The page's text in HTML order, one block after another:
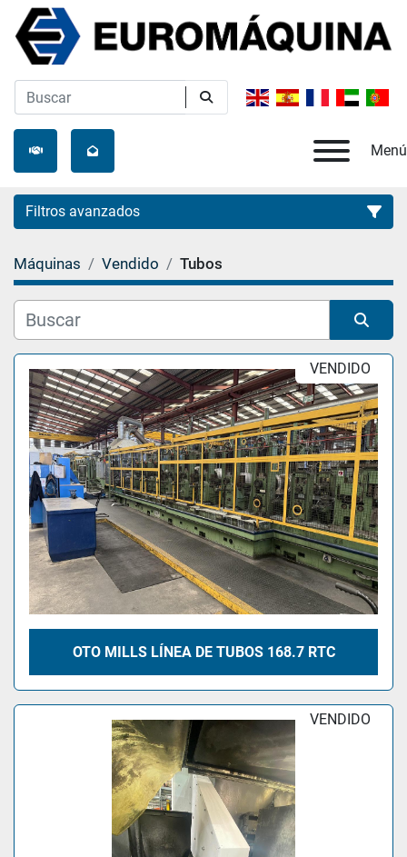
Menú
Filtros avanzados
Categoría
Fabricante
Máquinas Vendido Tubos
Ordenar por VENDIDO
OTO MILLS LÍNEA DE TUBOS 168.7 RTC
VENDIDO